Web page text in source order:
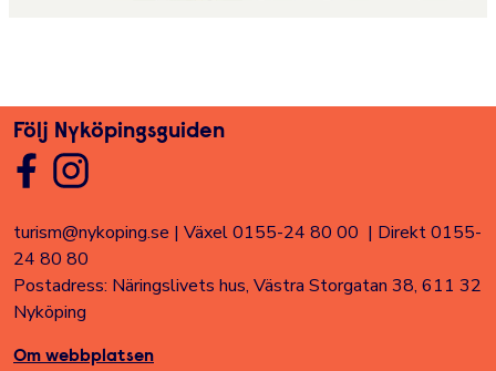
Följ Nyköpingsguiden
turism@nykoping.se | Växel 0155-24 80 00 | Direkt 0155-
24 80 80
Postadress: Näringslivets hus, Västra Storgatan 38, 611 32
Nyköping
Om webbplatsen